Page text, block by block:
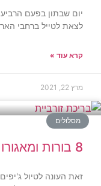
יום שבתון בפעם
לצאת לטייל ברחבי
קרא עוד »
מרץ 22, 2021
מסלולים
8 בורות ומאגורות במדבר יהודה
זאת העונה לטיול